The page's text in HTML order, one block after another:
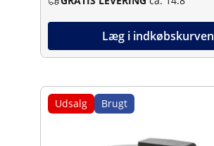
Læg i indkøbskurven
Udsalg Brugt